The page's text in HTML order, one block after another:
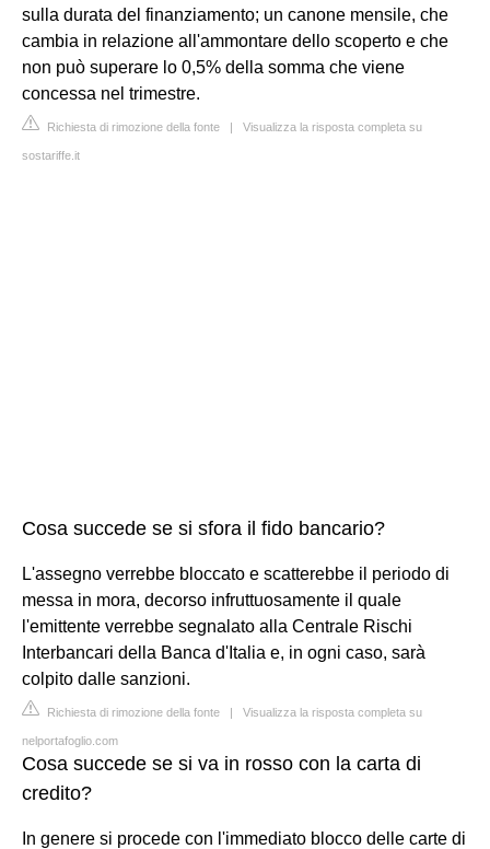
sulla durata del finanziamento; un canone mensile, che
cambia in relazione all'ammontare dello scoperto e che
non può superare lo 0,5% della somma che viene
concessa nel trimestre.
Richiesta di rimozione della fonte | Visualizza la risposta completa su
sostariffe.it
Cosa succede se si sfora il fido bancario?
L'assegno verrebbe bloccato e scatterebbe il periodo di
messa in mora, decorso infruttuosamente il quale
l'emittente verrebbe segnalato alla Centrale Rischi
Interbancari della Banca d'Italia e, in ogni caso, sarà
colpito dalle sanzioni.
Richiesta di rimozione della fonte | Visualizza la risposta completa su
nelportafoglio.com
Cosa succede se si va in rosso con la carta di
credito?
In genere si procede con l'immediato blocco delle carte di